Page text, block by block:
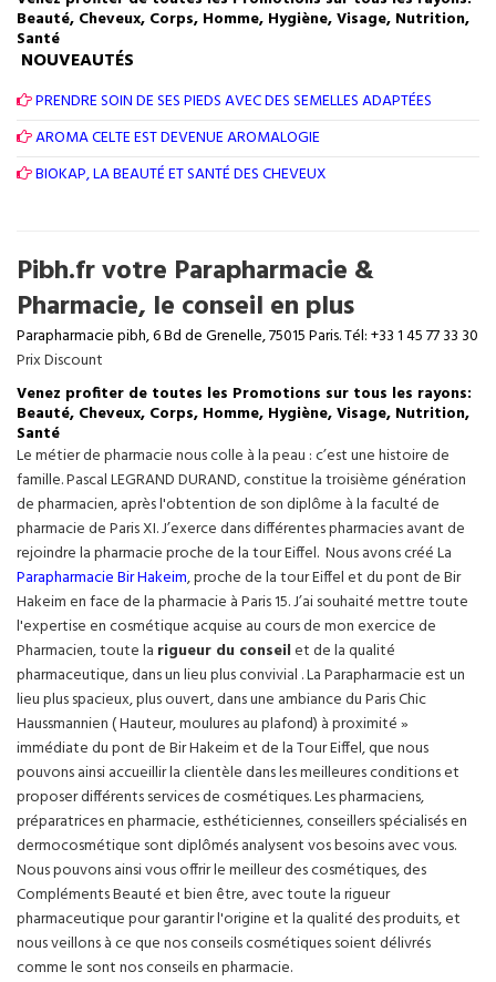
Beauté, Cheveux, Corps, Homme, Hygiène, Visage, Nutrition,
Santé
NOUVEAUTÉS
PRENDRE SOIN DE SES PIEDS AVEC DES SEMELLES ADAPTÉES
AROMA CELTE EST DEVENUE AROMALOGIE
BIOKAP, LA BEAUTÉ ET SANTÉ DES CHEVEUX
Pibh.fr votre Parapharmacie &
Pharmacie, le conseil en plus
Parapharmacie pibh, 6 Bd de Grenelle, 75015 Paris. Tél: +33 1 45 77 33 30
Prix Discount
Venez profiter de toutes les Promotions sur tous les rayons:
Beauté, Cheveux, Corps, Homme, Hygiène, Visage, Nutrition,
Santé
Le métier de pharmacie nous colle à la peau : c’est une histoire de
famille. Pascal LEGRAND DURAND, constitue la troisième génération
de pharmacien, après l'obtention de son diplôme à la faculté de
pharmacie de Paris XI. J’exerce dans différentes pharmacies avant de
rejoindre la pharmacie proche de la tour Eiffel. Nous avons créé La
Parapharmacie Bir Hakeim, proche de la tourEiffelet du pont de Bir
Hakeim en face de la pharmacie à Paris 15. J’ai souhaité mettre toute
l'expertise en cosmétique acquise au cours de mon exercice de
Pharmacien, toute la rigueur du conseilet de la qualité
pharmaceutique, dans un lieu plus convivial . La Parapharmacie est un
lieu plus spacieux, plus ouvert, dans une ambiance du Paris Chic
Haussmannien ( Hauteur, moulures au plafond) à proximité »
immédiate du pont de Bir Hakeim et de la Tour Eiffel, que nous
pouvons ainsi accueillir la clientèle dans les meilleures conditions et
proposer différents services de cosmétiques. Les pharmaciens,
préparatrices en pharmacie, esthéticiennes, conseillers spécialisés en
dermocosmétique sont diplômés analysent vos besoins avec vous.
Nous pouvons ainsi vous offrir le meilleur des cosmétiques, des
Compléments Beauté et bien être, avec toute la rigueur
pharmaceutique pour garantir l'origine et la qualité des produits, et
nous veillons à ce que nos conseils cosmétiques soient délivrés
comme le sont nos conseils en pharmacie.